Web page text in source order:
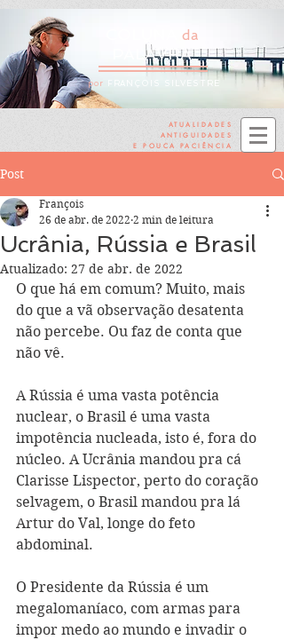
da
PALAVRA
por FRANÇOIS SILVESTRE
ATUALIDADES
ANTIGUIDADES
E POUCA PACIÊNCIA
Post
Ucrânia, Rússia e Brasil
François
26 de abr. de 2022 2 min de leitura
Atualizado: 27 de abr. de 2022
O que há em comum? Muito, mais
do que a vã observação desatenta
não percebe. Ou faz de conta que
não vê.
A Rússia é uma vasta potência
nuclear, o Brasil é uma vasta
impotência nucleada, isto é, fora do
núcleo. A Ucrânia mandou pra cá
Clarisse Lispector, perto do coração
selvagem, o Brasil mandou pra lá
Artur do Val, longe do feto
abdominal.
O Presidente da Rússia é um
megalomaníaco, com armas para
impor medo ao mundo e invadir o